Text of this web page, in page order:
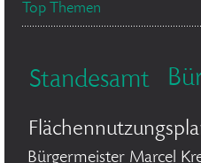
Top Themen
Standesamt
Bürgermeister Marcel